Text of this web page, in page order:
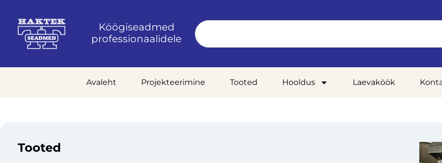
Köögiseadmed
professionaalidele
Avaleht Projekteerimine Tooted Hooldus Laevaköök
Tooted